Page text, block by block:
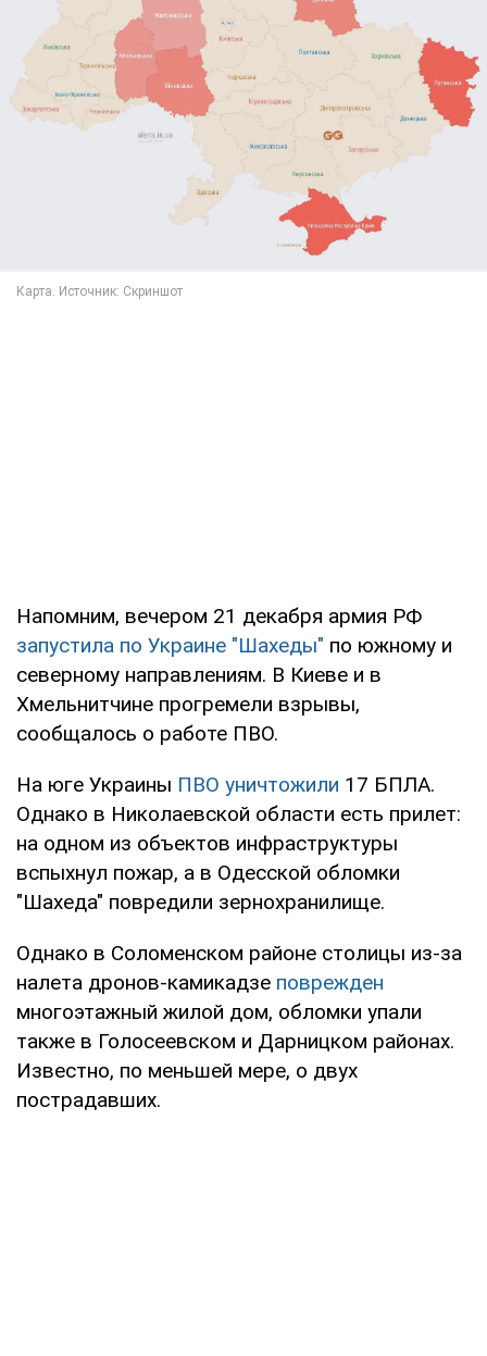
Напомним, вечером 21 декабря армия РФ
запустила по Украине "Шахеды" по южному и
северному направлениям. В Киеве и в
Хмельнитчине прогремели взрывы,
сообщалось о работе ПВО.
На юге Украины ПВО уничтожили 17 БПЛА.
Однако в Николаевской области есть прилет:
на одном из объектов инфраструктуры
вспыхнул пожар, а в Одесской обломки
"Шахеда" повредили зернохранилище.
Однако в Соломенском районе столицы из-за
налета дронов-камикадзе поврежден
многоэтажный жилой дом, обломки упали
также в Голосеевском и Дарницком районах.
Известно, по меньшей мере, о двух
пострадавших.